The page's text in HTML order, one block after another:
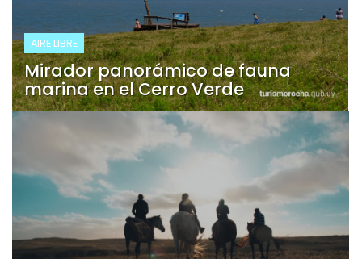
AIRE LIBRE
Mirador panorámico de fauna
marina en el Cerro Verde